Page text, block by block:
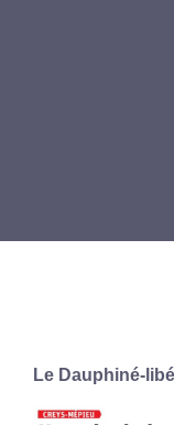
Le Dauphiné-